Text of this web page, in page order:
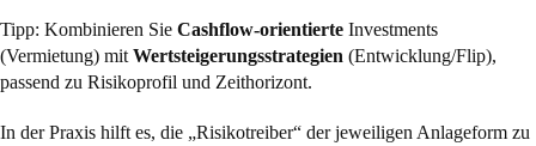
Tipp: Kombinieren Sie Cashflow-orientierte Investments
(Vermietung) mit Wertsteigerungsstrategien (Entwicklung/Flip),
passend zu Risikoprofil und Zeithorizont.
In der Praxis hilft es, die „Risikotreiber“ der jeweiligen Anlageform zu